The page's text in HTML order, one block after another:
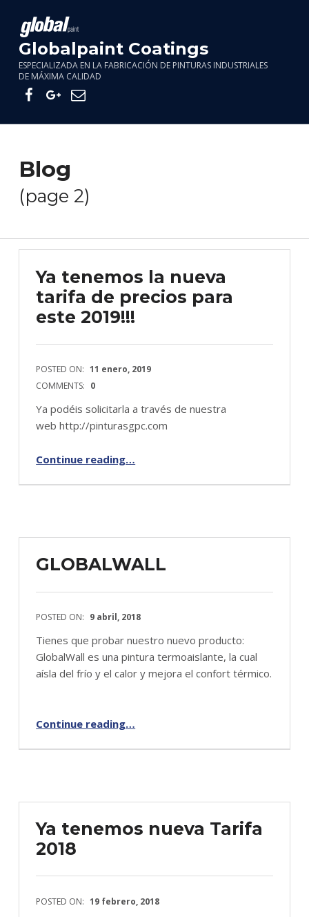
Globalpaint Coatings
ESPECIALIZADA EN LA FABRICACIÓN DE PINTURAS INDUSTRIALES
DE MÁXIMA CALIDAD
Facebook
Google+
Email
Blog
(page 2)
Ya tenemos la nueva
tarifa de precios para
este 2019!!!
POSTED ON: 11 enero, 2019
COMMENTS: 0
Ya podéis solicitarla a través de nuestra
web http://pinturasgpc.com
Continue reading
“Ya tenemos la nueva tarifa de precios para este 2019!!!”
…
GLOBALWALL
POSTED ON: 9 abril, 2018
Tienes que probar nuestro nuevo producto:
GlobalWall es una pintura termoaislante, la cual
aísla del frío y el calor y mejora el confort térmico.
Continue reading…
Ya tenemos nueva Tarifa
2018
POSTED ON: 19 febrero, 2018